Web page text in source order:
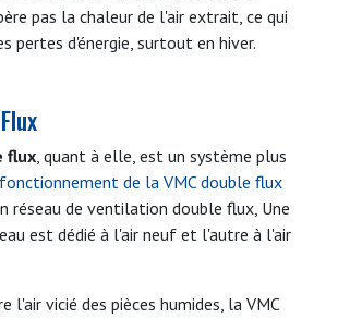
pas la chaleur de l'air extrait, ce qui
pertes d'énergie, surtout en hiver.
flux, quant à elle, est un système plus
fonctionnement de la VMC double flux
réseau de ventilation double flux, Une
est dédié à l'air neuf et l'autre à l'air
l'air vicié des pièces humides, la VMC